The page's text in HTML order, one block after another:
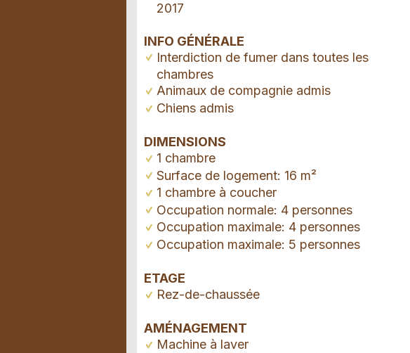
2017
INFO GÉNÉRALE
Interdiction de fumer dans toutes les
chambres
Animaux de compagnie admis
Chiens admis
DIMENSIONS
1 chambre
Surface de logement: 16 m²
1 chambre à coucher
Occupation normale: 4 personnes
Occupation maximale: 4 personnes
Occupation maximale: 5 personnes
ETAGE
Rez-de-chaussée
AMÉNAGEMENT
Machine à laver